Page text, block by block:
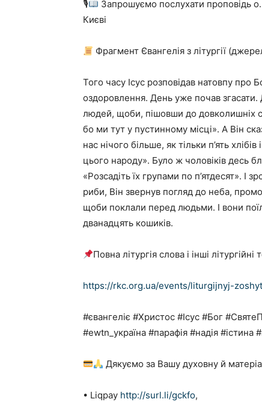
🎙
Запрошуємо послухати проповідь
Києві
Фрагмент Євангелія з літургії
Того часу Ісус розповідав натовпу про
оздоровлення. День уже почав
людей, щоби, пішовши до довколишніх
бо ми тут у пустинному місці». А Він
нас нічого більше, як тільки п’ять
цього народу». Було ж чоловіків десь
«Розсадіть їх групами по п’ятдесят». І
риби, Він звернув погляд до неба,
щоби поклали перед людьми. І вони
дванадцять кошиків.
Повна літургія слова і інші
https://rkc.org.ua/events/liturgijnyj-
#євангеліє #Христос #Ісус #Бог
#ewtn_україна #парафія #надія #істина
Дякуємо за Вашу духовну й
• Liqpay http://surl.li/gckfo,